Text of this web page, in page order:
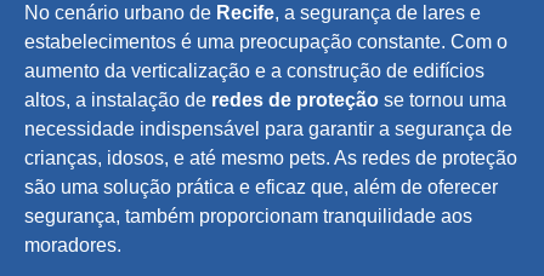
No cenário urbano de Recife, a segurança de lares e
estabelecimentos é uma preocupação constante. Com o
aumento da verticalização e a construção de edifícios
altos, a instalação de redes de proteção se tornou uma
necessidade indispensável para garantir a segurança de
crianças, idosos, e até mesmo pets. As redes de proteção
são uma solução prática e eficaz que, além de oferecer
segurança, também proporcionam tranquilidade aos
moradores.